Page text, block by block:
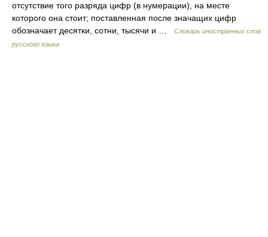
отсутствие того разряда цифр (в нумерации), на месте
которого она стоит; поставленная после значащих цифр
обозначает десятки, сотни, тысячи и …
Словарь иностранных слов
русского языка